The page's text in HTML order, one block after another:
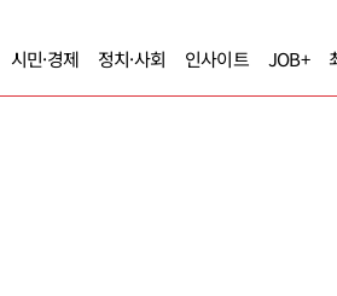
시민·경제 정치·사회 인사이트 JOB+